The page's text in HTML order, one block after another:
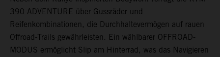
390 ADVENTURE über Gussräder und
Reifenkombinationen, die Durchhaltevermögen auf rauen
Offroad-Trails gewährleisten. Ein wählbarer OFFROAD-
MODUS ermöglicht Slip am Hinterrad, was das Navigieren